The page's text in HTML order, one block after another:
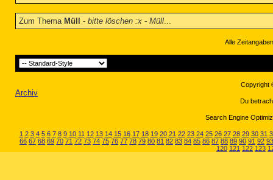
Zum Thema Müll - bitte löschen :x - Müll...
Alle
Copyright
Archiv
Du
Search Engine
1 2 3 4 5 6 7 8 9 10 11 12 13 14 15 16 17 18 19 20 21 22 23 24 25 26 27 28 29 30 31
66 67 68 69 70 71 72 73 74 75 76 77 78 79 80 81 82 83 84 85 86 87 88 89 90 91 92 93
120 121 122 123